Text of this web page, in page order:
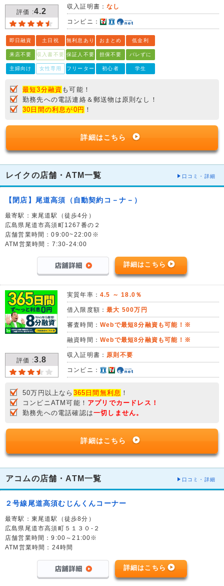
評価 :4.2
収入証明書：なし
コンビニ：
即日融資 土日祝 無利息あり おまとめ 低金利
来店不要 収入書不要 保証人不要 担保不要 バレずに
主婦向け 女性専用 フリーター 初心者 学生
最短3分融資 も可能！
勤務先への電話連絡＆郵送物は原則なし！
30日間の利息が0円 ！
詳細はこちら
レイクの店舗・ATM一覧 口コミ・詳細
【閉店】尾道高須（自動契約コ－ナ－）
最寄駅：東尾道駅（徒歩4分）
広島県尾道市高須町1267番の２
店舗営業時間：09:00~22:00※
ATM営業時間：7:30-24:00
詳細はこちら
評価 :3.8
実質年率： 4.5 ～ 18.0％
借入限度額：最大 500万円
審査時間： Webで最短8分融資も可能！※
融資時間： Webで最短8分融資も可能！※
収入証明書： 原則不要
コンビニ：
50万円以上なら 365日間無利息 ！
コンビニATM可能！ アプリでカードレス！
勤務先への電話確認は一切しません。
詳細はこちら
アコムの店舗・ATM一覧 口コミ・詳細
２号線尾道高須むじんくんコーナー
最寄駅：東尾道駅（徒歩8分）
広島県尾道市高須町５１３０-２
店舗営業時間：9:00～21:00※
ATM営業時間：24時間
詳細はこちら